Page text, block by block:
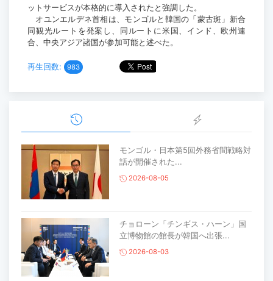
ットサービスが本格的に導入されたと強調した。
オユンエルデネ首相は、モンゴルと韓国の「蒙古斑」新合
同観光ルートを発案し、同ルートに米国、インド、欧州連
合、中央アジア諸国が参加可能と述べた。
再生回数: 983
モンゴル・日本第5回外務省間戦略対
話が開催された...
2026-08-05
チョローン「チンギス・ハーン」国
立博物館の館長が韓国へ出張...
2026-08-03